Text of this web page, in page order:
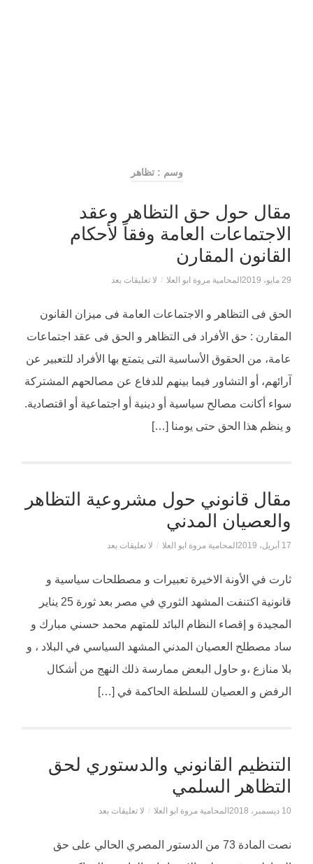
وسم : تظاهر
مقال حول حق التظاهر وعقد
الاجتماعات العامة وفقاً لأحكام
القانون المقارن
29 مايو، 2019 المحامية مروة ابو العلا / لا تعليقات بعد
الحق فى التظاهر و الاجتماعات العامة فى ميزان القانون
المقارن : حق الأفراد فى التظاهر و الحق فى عقد اجتماعات
عامة، من الحقوق الأساسية التى يتمتع بها الأفراد للتعبير عن
آرائهم، أو التشاور فيما بينهم للدفاع عن مصالحهم المشتركة
سواء أكانت مصالح سياسية أو دينية أو اجتماعية أو اقتصادية.
و ينظم هذا الحق حتى يومنا […]
مقال قانوني حول مشروعية التظاهر
والعصيان المدني
17 أبريل، 2019 المحامية مروة ابو العلا / لا تعليقات بعد
ثارت في الأونة الاخيرة تعبيرات و مصطلحات سياسية و
قانونية اكتنفت المشهد الثوري في مصر بعد ثورة 25 يناير
المجيدة و إقصاء النظام البائد للمتهم محمد حسني مبارك و
ساد مصطلح العصيان المدني المشهد السياسي في البلاد ، و
بلا منازع ،و حاول البعض ممارسة ذلك النهج من أشكال
الرفض و العصيان للسلطة الحاكمة في […]
التنظيم القانوني والدستوري لحق
التظاهر السلمي
10 ديسمبر، 2018 المحامية مروة ابو العلا / لا تعليقات بعد
نصت المادة 73 من الدستور المصري الحالي على حق